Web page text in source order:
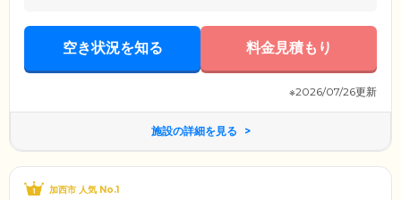
空き状況を知る 料金見積もり
※2026/07/26更新
施設の詳細を見る
加西市 人気 No.1